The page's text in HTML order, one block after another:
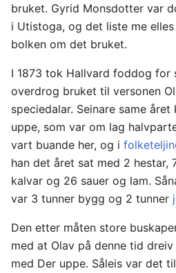
bruket. Gyrid Monsdotter var
i Utistoga, og det liste me
bolken om det bruket.
I 1873 tok Hallvard foddog for
overdrog bruket til versonen
speciedalar. Seinare same
uppe, som var om lag
vart buande her, og i
han det året sat med 2 hestar,
kalvar og 26 sauer og lam.
var 3 tunner bygg og 2 tunner
Den etter måten store
med at Olav på denne tid
med Der uppe. Såleis var det